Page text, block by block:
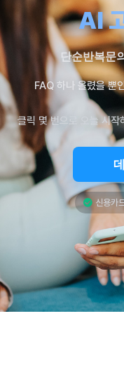
AI
단순반복문
FAQ 하나 올렸을 뿐
클릭 몇 번으로 오늘 시
신용카